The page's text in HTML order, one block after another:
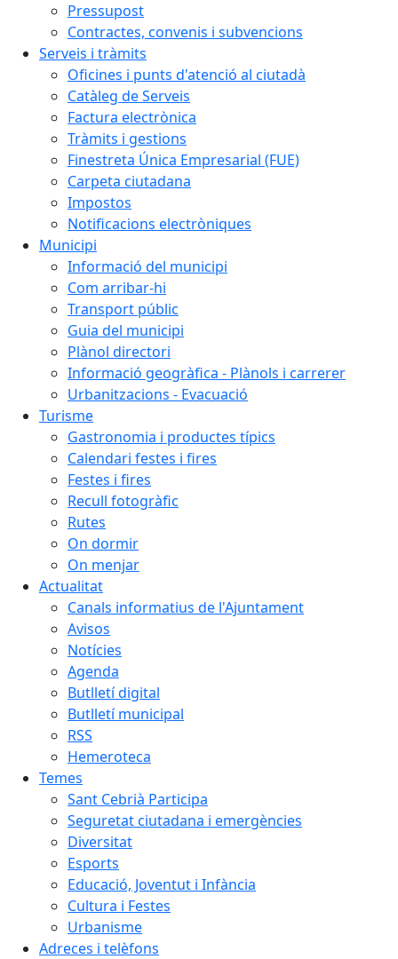
Pressupost
Contractes, convenis i subvencions
Serveis i tràmits
Oficines i punts d'atenció al ciutadà
Catàleg de Serveis
Factura electrònica
Tràmits i gestions
Finestreta Única Empresarial (FUE)
Carpeta ciutadana
Impostos
Notificacions electròniques
Municipi
Informació del municipi
Com arribar-hi
Transport públic
Guia del municipi
Plànol directori
Informació geogràfica - Plànols i carrerer
Urbanitzacions - Evacuació
Turisme
Gastronomia i productes típics
Calendari festes i fires
Festes i fires
Recull fotogràfic
Rutes
On dormir
On menjar
Actualitat
Canals informatius de l'Ajuntament
Avisos
Notícies
Agenda
Butlletí digital
Butlletí municipal
RSS
Hemeroteca
Temes
Sant Cebrià Participa
Seguretat ciutadana i emergències
Diversitat
Esports
Educació, Joventut i Infància
Cultura i Festes
Urbanisme
Adreces i telèfons